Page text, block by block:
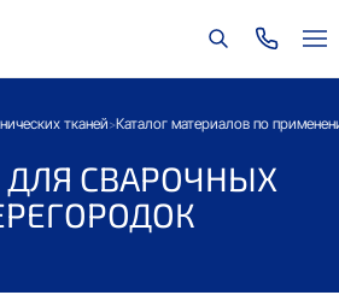
тканей>Каталог материалов по
СВАРОЧНЫХ